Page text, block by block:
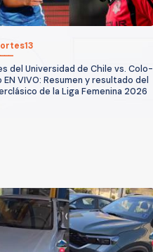
del Universidad de Chile vs. Colo-
EN VIVO: Resumen y resultado del
de la Liga Femenina 2026